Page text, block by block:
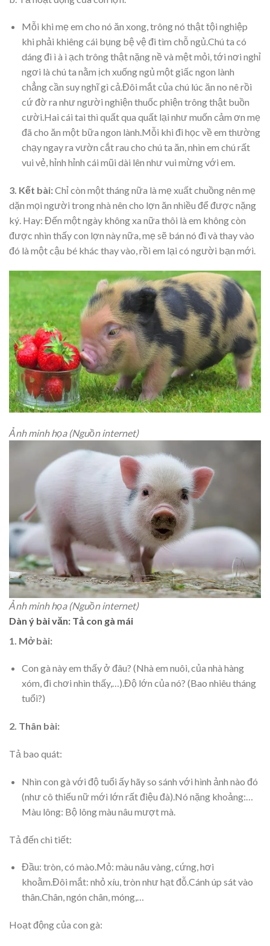
Mỗi khi mẹ em cho nó ăn xong, trông nó thật tội nghiệp
khi phải khiêng cái bụng bệ vệ đi tìm chỗ ngủ.Chú ta có
dáng đi ì à ì ạch trông thật nặng nề và mệt mỏi, tới nơi nghỉ
ngơi là chú ta nằm ịch xuống ngủ một giấc ngon lành
chẳng cần suy nghĩ gì cả.Đôi mắt của chú lúc ăn no nê rồi
cứ đờ ra như người nghiện thuốc phiện trông thật buồn
cười.Hai cái tai thì quất qua quất lại như muốn cảm ơn mẹ
đã cho ăn một bữa ngon lành.Mỗi khi đi học về em thường
chạy ngay ra vườn cắt rau cho chú ta ăn, nhìn em chú rất
vui vẻ, hỉnh hỉnh cái mũi dài lên như vui mừng với em.
3. Kết bài:Chỉ còn một tháng nữa là mẹ xuất chuồng nên mẹ
dặn mọi người trong nhà nên cho lợn ăn nhiều để được nặng
ký. Hay: Đến một ngày không xa nữa thôi là em không còn
được nhìn thấy con lợn này nữa, mẹ sẽ bán nó đi và thay vào
đó là một cậu bé khác thay vào, rồi em lại có người bạn mới.
Ảnh minh họa (Nguồn internet)
Ảnh minh họa (Nguồn internet)
Dàn ý bài văn: Tả con gà mái
1. Mở bài:
Con gà này em thấy ở đâu? (Nhà em nuôi, của nhà hàng
xóm, đi chơi nhìn thấy,…).Độ lớn của nó? (Bao nhiêu tháng
tuổi?)
2. Thân bài:
Tả bao quát:
Nhìn con gà với độ tuổi ấy hãy so sánh với hình ảnh nào đó
(như cô thiếu nữ mới lớn rất điệu đà).Nó nặng khoảng:…
Màu lông: Bộ lông màu nâu mượt mà.
Tả đến chi tiết:
Đầu: tròn, có mào.Mỏ: màu nâu vàng, cứng, hơi
khoằm.Đôi mắt: nhỏ xíu, tròn như hạt đỗ.Cánh úp sát vào
thân.Chân, ngón chân, móng,…
Hoạt động của con gà: